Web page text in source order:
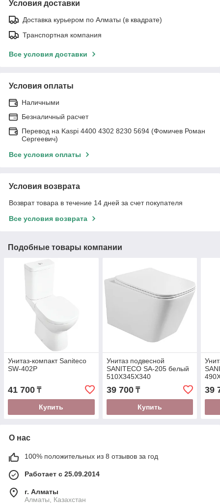
Условия доставки
Доставка курьером по Алматы (в квадрате)
Транспортная компания
Все условия доставки
Условия оплаты
Наличными
Безналичный расчет
Перевод на Kaspi 4400 4302 8230 5694 (Фомичев Роман
Сергеевич)
Все условия оплаты
Условия возврата
Возврат товара в течение 14 дней за счет покупателя
Все условия возврата
Подобные товары компании
Унитаз-компакт Saniteco
SW-402P
41 700 ₸
Купить
Унитаз подвесной
SANITECO SA-205 белый
510X345X340
39 700₸
Купить
39
О нас
100% положительных из 8 отзывов за год
Работает с 25.09.2014
г. Алматы
Алматы, Казахстан